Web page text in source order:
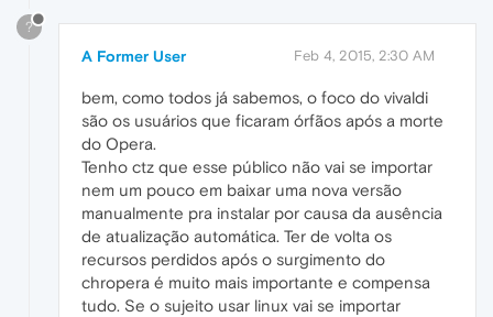
?
A Former User Feb 4, 2015, 2:30 AM
bem, como todos já sabemos, o foco do vivaldi
são os usuários que ficaram órfãos após a morte
do Opera.
Tenho ctz que esse público não vai se importar
nem um pouco em baixar uma nova versão
manualmente pra instalar por causa da ausência
de atualização automática. Ter de volta os
recursos perdidos após o surgimento do
chropera é muito mais importante e compensa
tudo. Se o sujeito usar linux vai se importar